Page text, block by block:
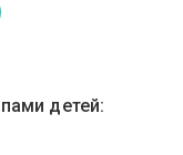
детей: